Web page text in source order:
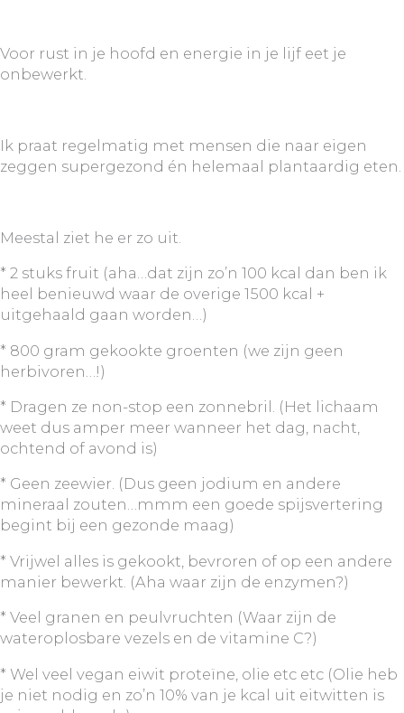
Voor rust in je hoofd en energie in je lijf eet je
onbewerkt.
Ik praat regelmatig met mensen die naar eigen
zeggen supergezond én helemaal plantaardig eten.
Meestal ziet he er zo uit.
* 2 stuks fruit (aha…dat zijn zo’n 100 kcal dan ben ik
heel benieuwd waar de overige 1500 kcal +
uitgehaald gaan worden…)
* 800 gram gekookte groenten (we zijn geen
herbivoren…!)
* Dragen ze non-stop een zonnebril. (Het lichaam
weet dus amper meer wanneer het dag, nacht,
ochtend of avond is)
* Geen zeewier. (Dus geen jodium en andere
mineraal zouten…mmm een goede spijsvertering
begint bij een gezonde maag)
* Vrijwel alles is gekookt, bevroren of op een andere
manier bewerkt. (Aha waar zijn de enzymen?)
* Veel granen en peulvruchten (Waar zijn de
wateroplosbare vezels en de vitamine C?)
* Wel veel vegan eiwit proteïne, olie etc etc (Olie heb
je niet nodig en zo’n 10% van je kcal uit eitwitten is